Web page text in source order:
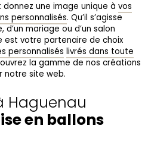
une image unique à vos
personnalisés. Qu’il s’agisse
d’un mariage ou d’un salon
est votre partenaire de choix
personnalisés livrés dans toute
la gamme de nos créations
notre site web.
Haguenau
en ballons